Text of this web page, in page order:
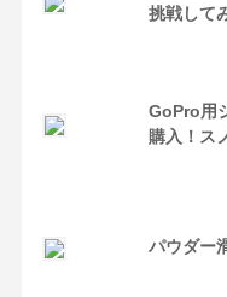
挑戦して
GoPro用
購入！ス
パウダー